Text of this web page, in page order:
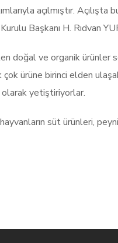
açılmıştır.
Başkanı H. Rıdvan
doğal ve organik ürünler
ürüne birinci elden
olarak yetiştiriyorlar.
süt ürünleri,